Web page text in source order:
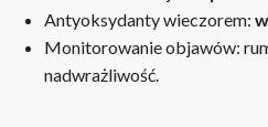
Antyoksydanty wieczorem:
Monitorowanie objawów:
nadwrażliwość.